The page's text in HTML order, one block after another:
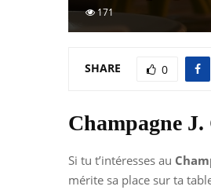
171
SHARE 0
Champagne
Si tu t’intéresses au
mérite sa place sur ta